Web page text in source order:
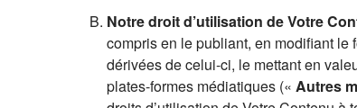
Notre droit d’utilisation de Votre
compris en le publiant, en modifiant
dérivées de celui-ci, le mettant en
plates-formes médiatiques (« Autres